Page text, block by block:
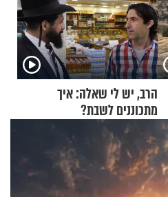
הרב, יש לי שאלה: איך
מתכוננים לשבת?